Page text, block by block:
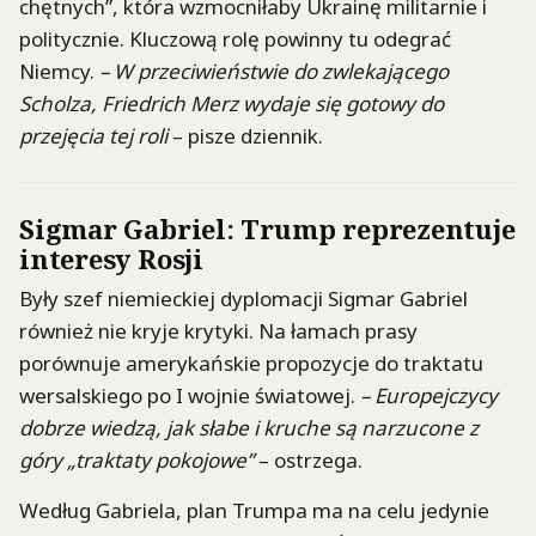
chętnych”, która wzmocniłaby Ukrainę militarnie i
politycznie. Kluczową rolę powinny tu odegrać
Niemcy. – W przeciwieństwie do zwlekającego
Scholza, Friedrich Merz wydaje się gotowy do
przejęcia tej roli– pisze dziennik.
Sigmar Gabriel: Trump reprezentuje
interesy Rosji
Były szef niemieckiej dyplomacji Sigmar Gabriel
również nie kryje krytyki. Na łamach prasy
porównuje amerykańskie propozycje do traktatu
wersalskiego po I wojnie światowej. – Europejczycy
dobrze wiedzą, jak słabe i kruche są narzucone z
góry „traktaty pokojowe”– ostrzega.
Według Gabriela, plan Trumpa ma na celu jedynie